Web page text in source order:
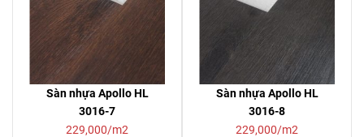
Sàn nhựa Apollo HL
3016-7
229,000/m2
Sàn nhựa Apollo HL
3016-8
229,000/m2